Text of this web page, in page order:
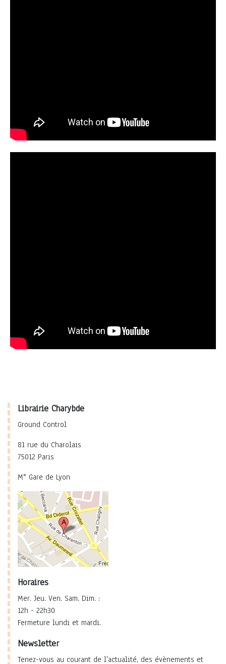
Librairie Charybde
Ground Control
81 rue du Charolais
75012 Paris
M° Gare de Lyon
Horaires
Mer. Jeu. Ven. Sam. Dim. :
12h - 22h30
Fermeture lundi et mardi.
Newsletter
Tenez-vous au courant de l'actualité, des évènements et